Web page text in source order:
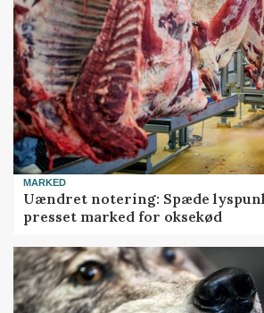
MARKED
Uændret notering: Spæde
presset marked for oksekød